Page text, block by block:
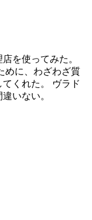
を使ってみた。
めに、わざわざ質
くれた。 ヴラド
いない。